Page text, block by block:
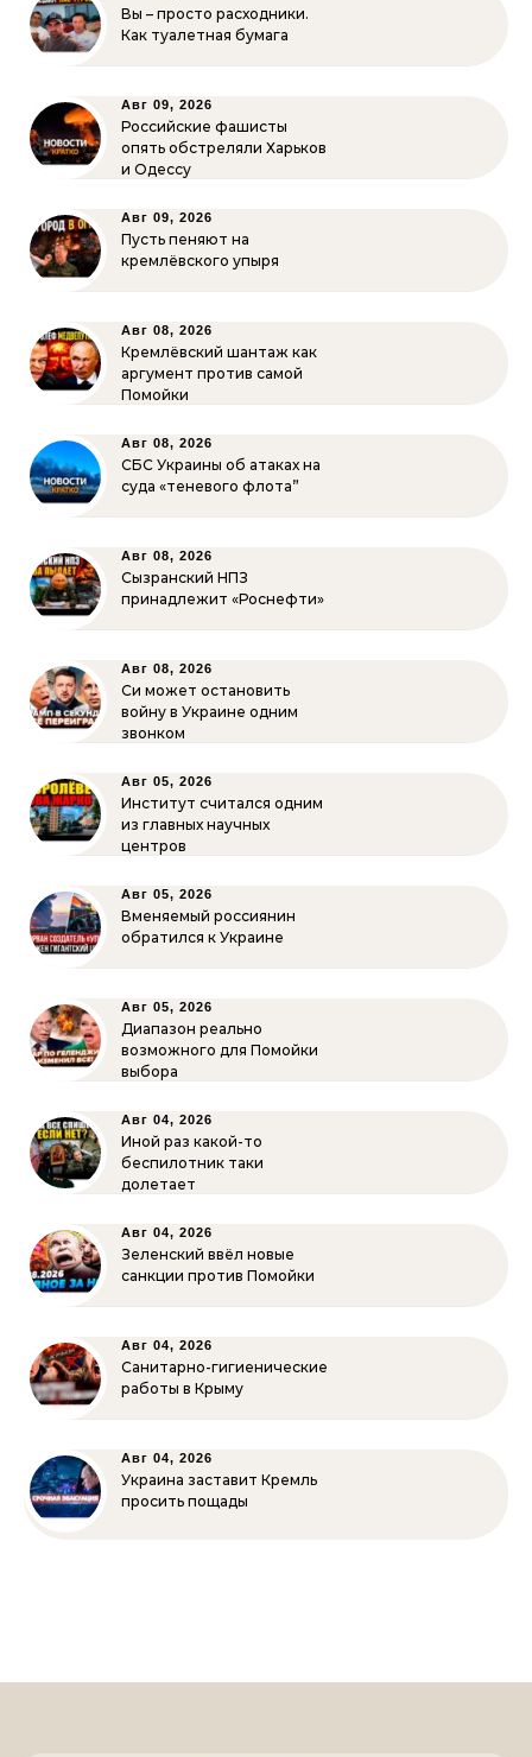
Вы – просто расходники.
Как туалетная бумага
Авг 09, 2026
Российские фашисты
опять обстреляли Харьков
и Одессу
Авг 09, 2026
Пусть пеняют на
кремлёвского упыря
Авг 08, 2026
Кремлёвский шантаж как
аргумент против самой
Помойки
Авг 08, 2026
СБС Украины об атаках на
суда «теневого флота”
Авг 08, 2026
Сызранский НПЗ
принадлежит «Роснефти»
Авг 08, 2026
Си может остановить
войну в Украине одним
звонком
Авг 05, 2026
Институт считался одним
из главных научных
центров
Авг 05, 2026
Вменяемый россиянин
обратился к Украине
Авг 05, 2026
Диапазон реально
возможного для Помойки
выбора
Авг 04, 2026
Иной раз какой-то
беспилотник таки
долетает
Авг 04, 2026
Зеленский ввёл новые
санкции против Помойки
Авг 04, 2026
Санитарно-гигиенические
работы в Крыму
Авг 04, 2026
Украина заставит Кремль
просить пощады